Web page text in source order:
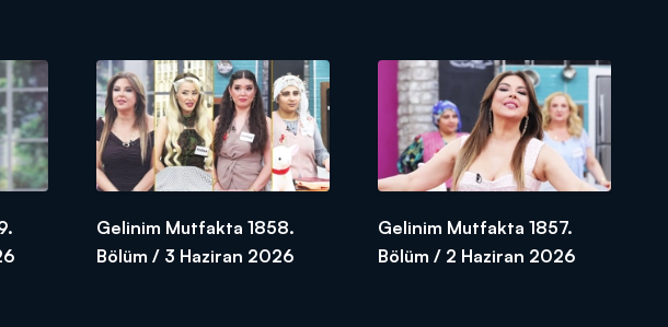
Gelinim Mutfakta 1858.
Bölüm / 3 Haziran 2026
Gelinim Mutfakta 1857.
Bölüm / 2 Haziran 2026